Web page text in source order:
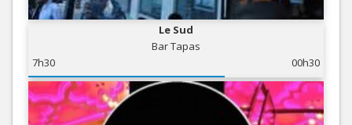
Le Sud
Bar Tapas
7h30
00h30